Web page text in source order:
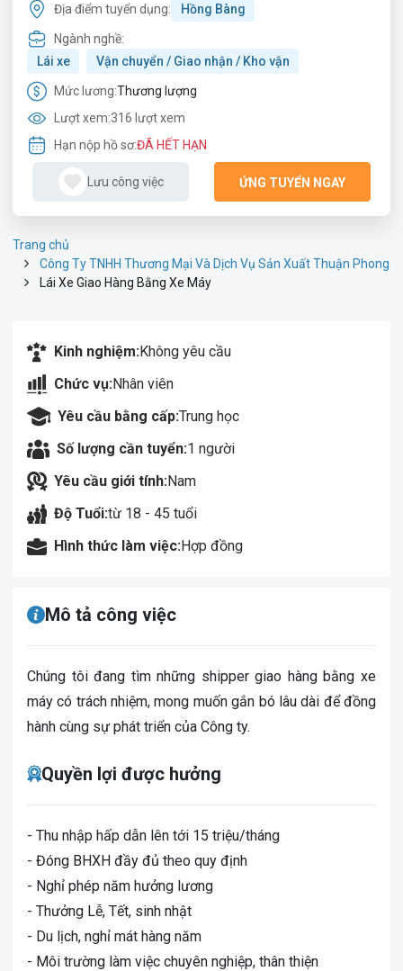
Địa điểm tuyển dụng: Hồng Bàng
Ngành nghề:
Lái xe
Vận chuyển / Giao nhận / Kho vận
Mức lương:Thương lượng
Lượt xem:316 lượt xem
Hạn nộp hồ sơ:ĐÃ HẾT HẠN
Lưu công việc ỨNG TUYỂN NGAY
Trang chủ
Công Ty TNHH Thương Mại Và Dịch Vụ Sản Xuất Thuận Phong
Lái Xe Giao Hàng Bằng Xe Máy
Kinh nghiệm:Không yêu cầu
Chức vụ:Nhân viên
Yêu cầu bằng cấp:Trung học
Số lượng cần tuyển:1 người
Yêu cầu giới tính:Nam
Độ Tuổi:từ 18 - 45 tuổi
Hình thức làm việc:Hợp đồng
Mô tả công việc
Chúng tôi đang tìm những shipper giao hàng bằng xe
máy có trách nhiệm, mong muốn gắn bó lâu dài để đồng
hành cùng sự phát triển của Công ty.
Quyền lợi được hưởng
- Thu nhập hấp dẫn lên tới 15 triệu/tháng
- Đóng BHXH đầy đủ theo quy định
- Nghỉ phép năm hưởng lương
- Thưởng Lễ, Tết, sinh nhật
- Du lịch, nghỉ mát hàng năm
- Môi trường làm việc chuyên nghiệp, thân thiện